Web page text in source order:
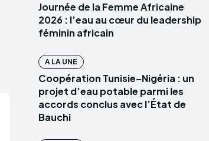
Journée de la Femme Africaine
2026 : l’eau au cœur du leadership
féminin africain
A LA UNE
Coopération Tunisie–Nigéria : un
projet d’eau potable parmi les
accords conclus avec l’État de
Bauchi